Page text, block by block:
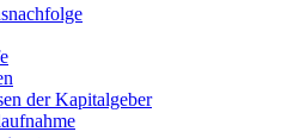
der Kapitalgeber